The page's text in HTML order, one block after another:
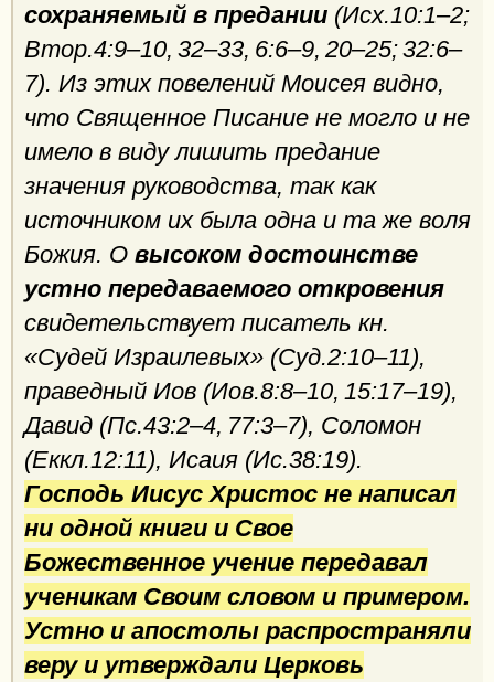
сохраняемый в предании (Исх.10:1–2;
Втор.4:9–10, 32–33, 6:6–9, 20–25; 32:6–
7). Из этих повелений Моисея видно,
что Священное Писание не могло и не
имело в виду лишить предание
значения руководства, так как
источником их была одна и та же воля
Божия. Ο высоком достоинстве
устно передаваемого откровения
свидетельствует писатель кн.
«Судей Израилевых» (Суд.2:10–11),
праведный Иов (Иов.8:8–10, 15:17–19),
Давид (Пс.43:2–4, 77:3–7), Соломон
(Еккл.12:11), Исаия (Ис.38:19).
Господь Иисус Христос не написал
ни одной книги и Свое
Божественное учение передавал
ученикам Своим словом и примером.
Устно и апостолы распространяли
веру и утверждали Церковь